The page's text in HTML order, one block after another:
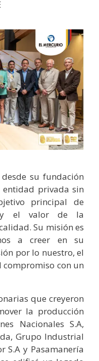
su fundación
privada sin
principal de
y el valor de la
Su misión es
a creer en su
por lo nuestro, el
compromiso con un
que creyeron
la producción
Nacionales S.A,
Grupo Industrial
S.A y Pasamanería